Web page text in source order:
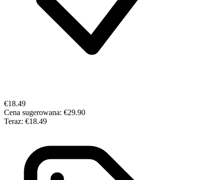
€18.49
Cena sugerowana: €29.90
Teraz: €18.49